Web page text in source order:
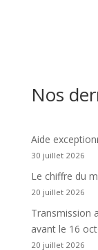
Nos
Aide
30 juillet 2026
Le chiffre du
20 juillet 2026
Transmission
avant le 16
20 juillet 2026